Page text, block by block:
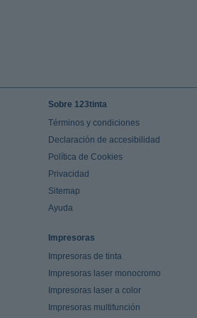
Sobre 123tinta
Términos y condiciones
Declaración de accesibilidad
Política de Cookies
Privacidad
Sitemap
Ayuda
Impresoras
Impresoras de tinta
Impresoras laser monocromo
Impresoras laser a color
Impresoras multifunción